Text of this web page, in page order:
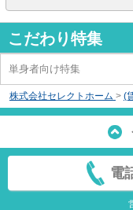
こだわり特集
単身者向け特集
株式会社セレクトホーム > (
電